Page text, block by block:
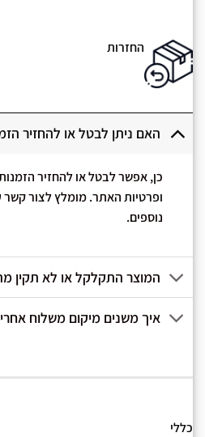
החזרות
האם ניתן לבטל או להחזיר
כן, אפשר לבטל או להחזיר
ופרטיותהאתר. מומלץ לצור קשר
נוספים.
המוצר התקלקל או לא תקין
איך משנים מיקום משלוח
כללי